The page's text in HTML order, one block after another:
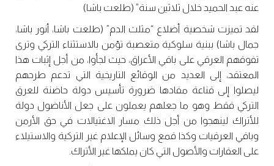
عنه عبد الحميد خلال ثلاثين سنة” (طلعت باشا)
لقد تميزت شخصية أضلاع “مثلث الدم” (طلعت باشا، أنور باشا،
جمال باشا) ببنية سلوكية متعصبة تؤمن بالاستثناء التركي وترى
تفوقهم العرقي على باقي الأعراق، حيث لجأوا، من أجل إثبات هذا
المعتقد، إلى العديد من الوقائع التاريخية التي تدعم طرحهم
ليصلوا إلى قناعة مفادها ضرورة تأسيس دولة حاضنة للعرق
التركي فقط وهو ما جعلهم يعملون على جعل الأناضول دولة
للأتراك لينهجوا من أجل ذلك مسار الاغتيالات في حق الأرمن
وباقي العرقيات وكذا قمع وسائل الإعلام غير التركية والاستيلاء
على العقارات والأصول التي كان يملكها غير الأتراك.